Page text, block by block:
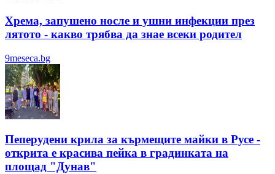
Хрема, запушено носле и ушни инфекции през
лятотo - какво трябва да знае всеки родител
9meseca.bg
Пеперудени крила за кърмещите майки в Русе -
открита е красива пейка в градинката на
площад "Дунав"